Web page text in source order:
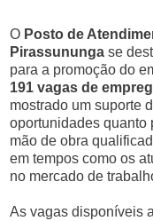
O Posto de
Pirassununga se
para a promoção do
191 vagas de
mostrado um suporte
oportunidades quanto
mão de obra
em tempos como os
no mercado de
As vagas disponíveis